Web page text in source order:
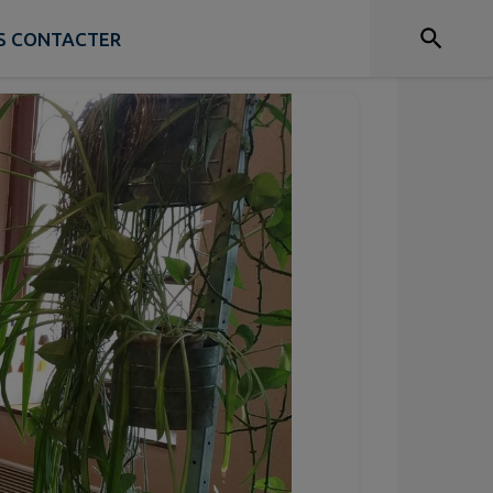
CONTACTER